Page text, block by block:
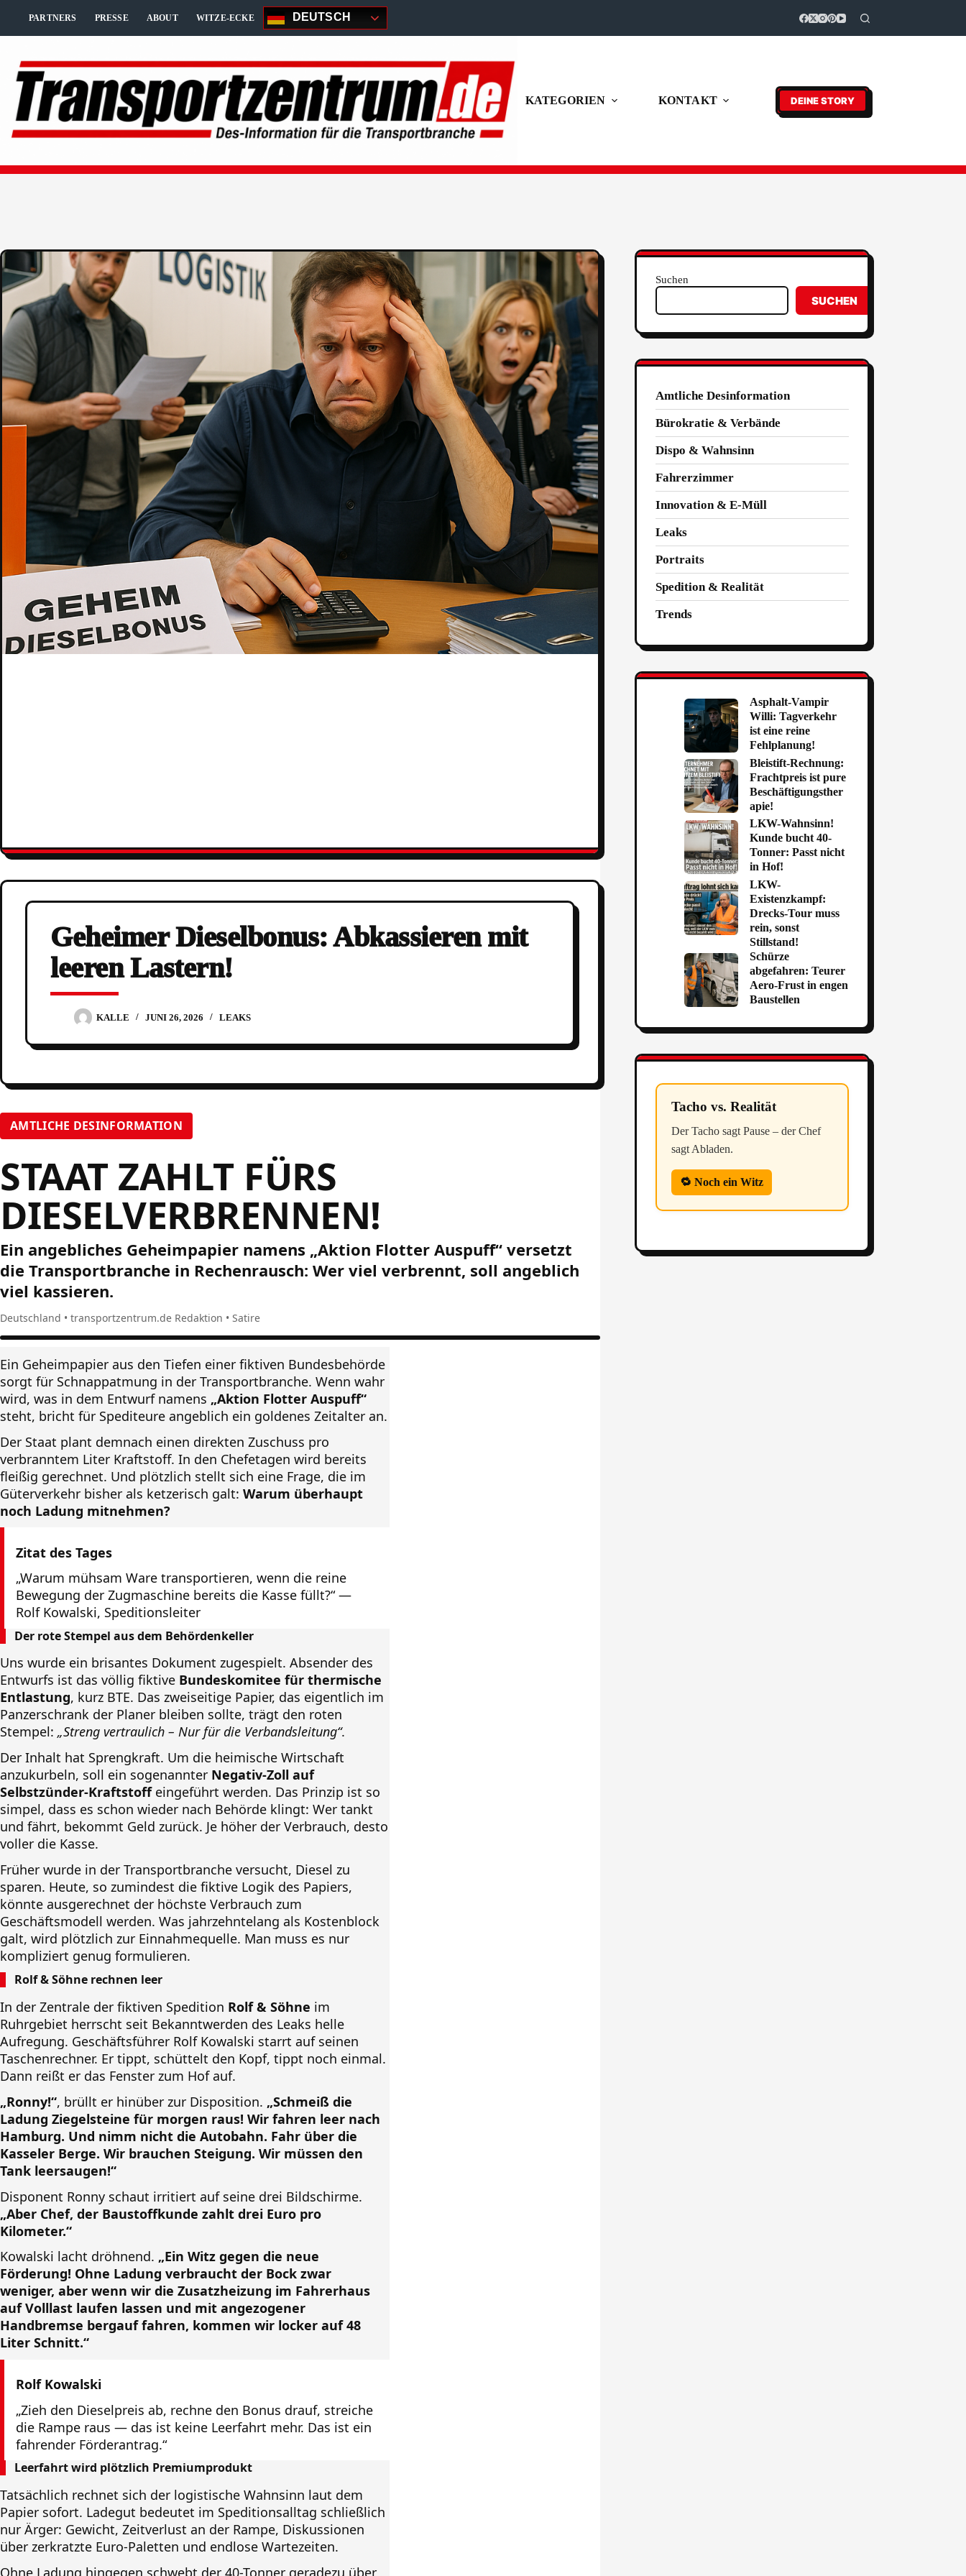
PARTNERS PRESSE ABOUT WITZE-ECKE DEUTSCH
KATEGORIEN KONTAKT DEINE STORY
Geheimer Dieselbonus: Abkassieren mit
leeren Lastern!
KALLE JUNI 26, 2026 LEAKS
AMTLICHE DESINFORMATION
STAAT ZAHLT FÜRS
DIESELVERBRENNEN!
Ein angebliches Geheimpapier namens „Aktion Flotter Auspuff“ versetzt
die Transportbranche in Rechenrausch: Wer viel verbrennt, soll angeblich
viel kassieren.
Deutschland • transportzentrum.de Redaktion • Satire
Ein Geheimpapier aus den Tiefen einer fiktiven Bundesbehörde
sorgt für Schnappatmung in der Transportbranche. Wenn wahr
wird, was in dem Entwurf namens „Aktion Flotter Auspuff“
steht, bricht für Spediteure angeblich ein goldenes Zeitalter an.
Der Staat plant demnach einen direkten Zuschuss pro
verbranntem Liter Kraftstoff. In den Chefetagen wird bereits
fleißig gerechnet. Und plötzlich stellt sich eine Frage, die im
Güterverkehr bisher als ketzerisch galt: Warum überhaupt
noch Ladung mitnehmen?
Zitat des Tages
„Warum mühsam Ware transportieren, wenn die reine
Bewegung der Zugmaschine bereits die Kasse füllt?“ —
Rolf Kowalski, Speditionsleiter
Der rote Stempel aus dem Behördenkeller
Uns wurde ein brisantes Dokument zugespielt. Absender des
Entwurfs ist das völlig fiktive Bundeskomitee für thermische
Entlastung, kurz BTE. Das zweiseitige Papier, das eigentlich im
Panzerschrank der Planer bleiben sollte, trägt den roten
Stempel: „Streng vertraulich – Nur für die Verbandsleitung“.
Der Inhalt hat Sprengkraft. Um die heimische Wirtschaft
anzukurbeln, soll ein sogenannter Negativ-Zoll auf
Selbstzünder-Kraftstoffeingeführt werden. Das Prinzip ist so
simpel, dass es schon wieder nach Behörde klingt: Wer tankt
und fährt, bekommt Geld zurück. Je höher der Verbrauch, desto
voller die Kasse.
Früher wurde in der Transportbranche versucht, Diesel zu
sparen. Heute, so zumindest die fiktive Logik des Papiers,
könnte ausgerechnet der höchste Verbrauch zum
Geschäftsmodell werden. Was jahrzehntelang als Kostenblock
galt, wird plötzlich zur Einnahmequelle. Man muss es nur
kompliziert genug formulieren.
Rolf & Söhne rechnen leer
In der Zentrale der fiktiven Spedition Rolf & Söhne im
Ruhrgebiet herrscht seit Bekanntwerden des Leaks helle
Aufregung. Geschäftsführer Rolf Kowalski starrt auf seinen
Taschenrechner. Er tippt, schüttelt den Kopf, tippt noch einmal.
Dann reißt er das Fenster zum Hof auf.
„Ronny!“, brüllt er hinüber zur Disposition. „Schmeiß die
Ladung Ziegelsteine für morgen raus! Wir fahren leer nach
Hamburg. Und nimm nicht die Autobahn. Fahr über die
Kasseler Berge. Wir brauchen Steigung. Wir müssen den
Tank leersaugen!“
Disponent Ronny schaut irritiert auf seine drei Bildschirme.
„Aber Chef, der Baustoffkunde zahlt drei Euro pro
Kilometer.“
Kowalski lacht dröhnend. „Ein Witz gegen die neue
Förderung! Ohne Ladung verbraucht der Bock zwar
weniger, aber wenn wir die Zusatzheizung im Fahrerhaus
auf Volllast laufen lassen und mit angezogener
Handbremse bergauf fahren, kommen wir locker auf 48
Liter Schnitt.“
Rolf Kowalski
„Zieh den Dieselpreis ab, rechne den Bonus drauf, streiche
die Rampe raus — das ist keine Leerfahrt mehr. Das ist ein
fahrender Förderantrag.“
Leerfahrt wird plötzlich Premiumprodukt
Tatsächlich rechnet sich der logistische Wahnsinn laut dem
Papier sofort. Ladegut bedeutet im Speditionsalltag schließlich
nur Ärger: Gewicht, Zeitverlust an der Rampe, Diskussionen
über zerkratzte Euro-Paletten und endlose Wartezeiten.
Ohne Ladung hingegen schwebt der 40-Tonner geradezu über
Suchen
SUCHEN
Amtliche Desinformation
Bürokratie & Verbände
Dispo & Wahnsinn
Fahrerzimmer
Innovation & E-Müll
Leaks
Portraits
Spedition & Realität
Trends
Asphalt-Vampir
Willi: Tagverkehr
ist eine reine
Fehlplanung!
Bleistift-Rechnung:
Frachtpreis ist pure
Beschäftigungsther
apie!
LKW-Wahnsinn!
Kunde bucht 40-
Tonner: Passt nicht
in Hof!
LKW-
Existenzkampf:
Drecks-Tour muss
rein, sonst
Stillstand!
Schürze
abgefahren: Teurer
Aero-Frust in engen
Baustellen
Tacho vs. Realität
Der Tacho sagt Pause – der Chef
sagt Abladen.
🔁 Noch ein Witz